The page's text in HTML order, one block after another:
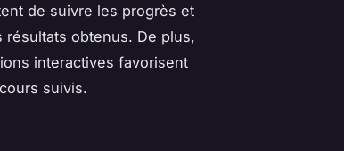
de suivre les progrès et
obtenus. De plus,
interactives favorisent
suivis.